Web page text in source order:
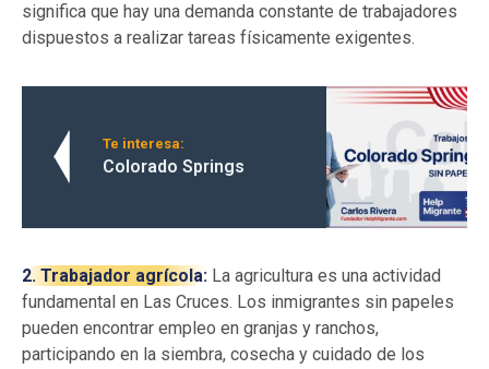
significa que hay una demanda constante de trabajadores
dispuestos a realizar tareas físicamente exigentes.
Te interesa:
Colorado Springs
2. Trabajador agrícola: La agricultura es una actividad
fundamental en Las Cruces. Los inmigrantes sin papeles
pueden encontrar empleo en granjas y ranchos,
participando en la siembra, cosecha y cuidado de los